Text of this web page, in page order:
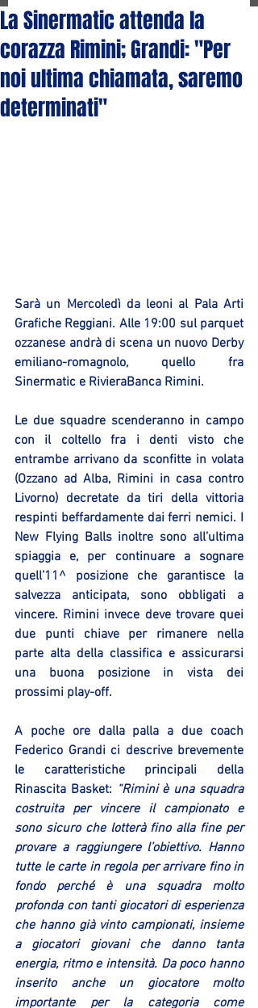
La Sinermatic attenda la
corazza Rimini; Grandi: "Per
noi ultima chiamata, saremo
determinati"
Sarà un Mercoledì da leoni al Pala Arti
Grafiche Reggiani. Alle 19:00 sul parquet
ozzanese andrà di scena un nuovo Derby
emiliano-romagnolo, quello fra
Sinermatic e RivieraBanca Rimini.
Le due squadre scenderanno in campo
con il coltello fra i denti visto che
entrambe arrivano da sconfitte in volata
(Ozzano ad Alba, Rimini in casa contro
Livorno) decretate da tiri della vittoria
respinti beffardamente dai ferri nemici. I
New Flying Balls inoltre sono all’ultima
spiaggia e, per continuare a sognare
quell’11^ posizione che garantisce la
salvezza anticipata, sono obbligati a
vincere. Rimini invece deve trovare quei
due punti chiave per rimanere nella
parte alta della classifica e assicurarsi
una buona posizione in vista dei
prossimi play-off.
A poche ore dalla palla a due coach
Federico Grandi ci descrive brevemente
le caratteristiche principali della
Rinascita Basket: “Rimini è una squadra
costruita per vincere il campionato e
sono sicuro che lotterà fino alla fine per
provare a raggiungere l’obiettivo. Hanno
tutte le carte in regola per arrivare fino in
fondo perché è una squadra molto
profonda con tanti giocatori di esperienza
che hanno già vinto campionati, insieme
a giocatori giovani che danno tanta
energia, ritmo e intensità. Da poco hanno
inserito anche un giocatore molto
importante per la categoria come